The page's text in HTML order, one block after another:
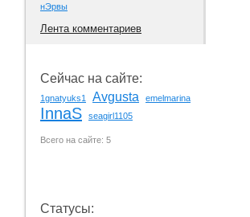
нЭрвы
Лента комментариев
Сейчас на сайте:
1gnatyuks1 Avgusta emelmarina
InnaS seagirl1105
Всего на сайте: 5
Статусы: